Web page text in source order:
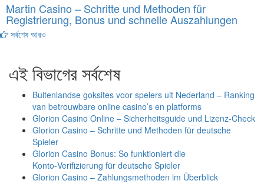
Martin Casino – Schritte und Methoden für
Registrierung, Bonus und schnelle Auszahlungen
সর্বশেষ আরও
এই বিভাগের সর্বশেষ
Buitenlandse goksites voor spelers uit Nederland – Ranking
van betrouwbare online casino’s en platforms
Glorion Casino Online – Sicherheitsguide und Lizenz‑Check
Glorion Casino – Schritte und Methoden für deutsche
Spieler
Glorion Casino Bonus: So funktioniert die
Konto‑Verifizierung für deutsche Spieler
Glorion Casino – Zahlungsmethoden im Überblick